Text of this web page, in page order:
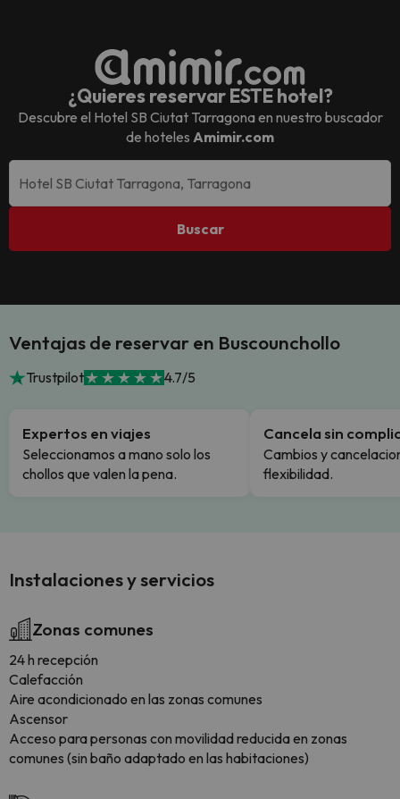
¿Quieres reservar ESTE hotel?
Descubre el Hotel SB Ciutat Tarragonaen nuestro buscador
de hoteles Amimir.com
Buscar
Ventajas de reservar en Buscounchollo
Trustpilot 4.7/5
Expertos en viajes
Seleccionamos a mano solo los
chollos que valen la pena.
Cancela sin
Cambios y
flexibilidad.
Instalaciones y servicios
Zonas comunes
24 h recepción
Calefacción
Aire acondicionado en las zonas comunes
Ascensor
Acceso para personas con movilidad reducida en zonas
comunes (sin baño adaptado en las habitaciones)